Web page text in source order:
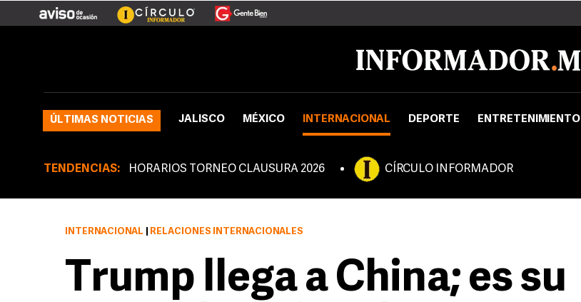
ÚLTIMAS NOTICIAS JALISCO MÉXICO INTERNACIONAL DEPORTE ENTRETENIMIENTO
TENDENCIAS: HORARIOS TORNEO CLAUSURA 2026 CÍRCULO INFORMADOR
INTERNACIONAL RELACIONES INTERNACIONALES
Trump llega a China; es su